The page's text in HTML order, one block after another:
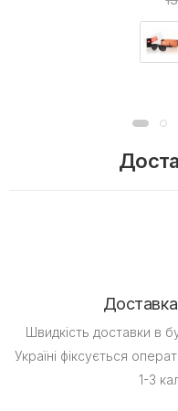
Швидкість доставки в
Україні фіксується
1-3